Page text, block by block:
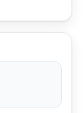
Piano